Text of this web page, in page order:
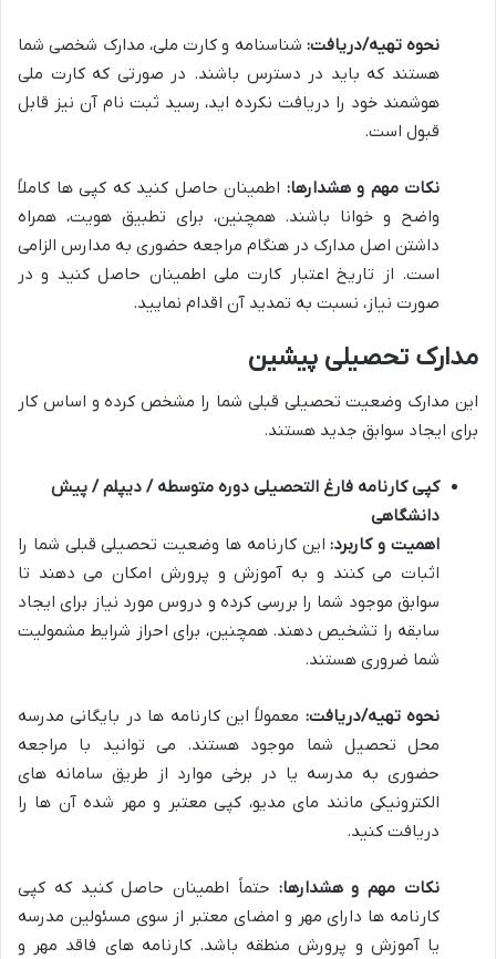
نحوه تهیه/دریافت: شناسنامه و کارت ملی، مدارک شخصی شما
هستند که باید در دسترس باشند. در صورتی که کارت ملی
هوشمند خود را دریافت نکرده اید، رسید ثبت نام آن نیز قابل
قبول است.
نکات مهم و هشدارها: اطمینان حاصل کنید که کپی ها کاملاً
واضح و خوانا باشند. همچنین، برای تطبیق هویت، همراه
داشتن اصل مدارک در هنگام مراجعه حضوری به مدارس الزامی
است. از تاریخ اعتبار کارت ملی اطمینان حاصل کنید و در
صورت نیاز، نسبت به تمدید آن اقدام نمایید.
مدارک تحصیلی پیشین
این مدارک وضعیت تحصیلی قبلی شما را مشخص کرده و اساس کار
برای ایجاد سوابق جدید هستند.
کپی کارنامه فارغ التحصیلی دوره متوسطه / دیپلم / پیش
دانشگاهی
اهمیت و کاربرد:این کارنامه ها وضعیت تحصیلی قبلی شما را
اثبات می کنند و به آموزش و پرورش امکان می دهند تا
سوابق موجود شما را بررسی کرده و دروس مورد نیاز برای ایجاد
سابقه را تشخیص دهند. همچنین، برای احراز شرایط مشمولیت
شما ضروری هستند.
نحوه تهیه/دریافت: معمولاً این کارنامه ها در بایگانی مدرسه
محل تحصیل شما موجود هستند. می توانید با مراجعه
حضوری به مدرسه یا در برخی موارد از طریق سامانه های
الکترونیکی مانند مای مدیو، کپی معتبر و مهر شده آن ها را
دریافت کنید.
نکات مهم و هشدارها: حتماً اطمینان حاصل کنید که کپی
کارنامه ها دارای مهر و امضای معتبر از سوی مسئولین مدرسه
یا آموزش و پرورش منطقه باشد. کارنامه های فاقد مهر و